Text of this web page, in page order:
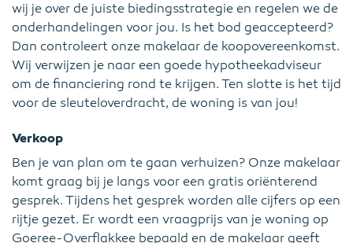
wij je over de juiste biedingsstrategie en regelen we de
onderhandelingen voor jou. Is het bod geaccepteerd?
Dan controleert onze makelaar de koopovereenkomst.
Wij verwijzen je naar een goede hypotheekadviseur
om de financiering rond te krijgen. Ten slotte is het tijd
voor de sleuteloverdracht, de woning is van jou!
Verkoop
Ben je van plan om te gaan verhuizen? Onze makelaar
komt graag bij je langs voor een gratis oriënterend
gesprek. Tijdens het gesprek worden alle cijfers op een
rijtje gezet. Er wordt een vraagprijs van je woning op
Goeree-Overflakkee bepaald en de makelaar geeft